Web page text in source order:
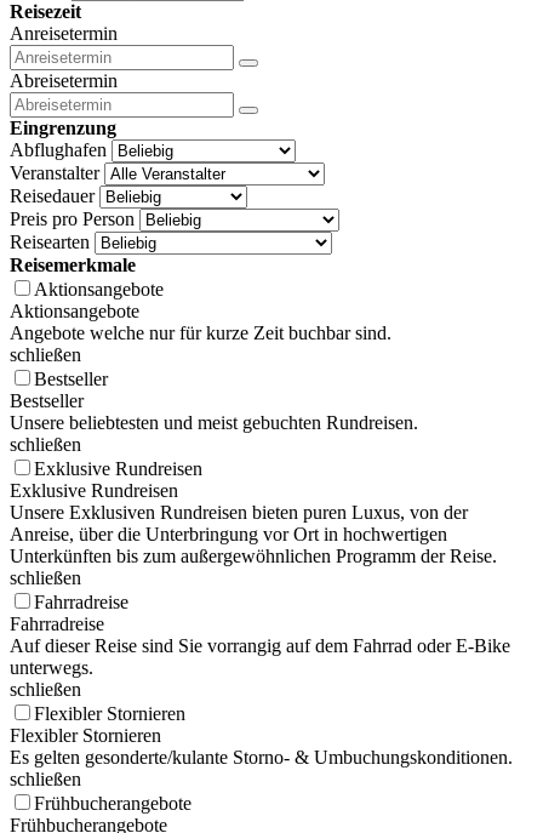
Reisezeit
Anreisetermin
Abreisetermin
Eingrenzung
Abflughafen
Veranstalter
Reisedauer
Preis pro Person
Reisearten
Reisemerkmale
Aktionsangebote
Aktionsangebote
Angebote welche nur für kurze Zeit buchbar sind.
schließen
Bestseller
Bestseller
Unsere beliebtesten und meist gebuchten Rundreisen.
schließen
Exklusive Rundreisen
Exklusive Rundreisen
Unsere Exklusiven Rundreisen bieten puren Luxus, von der
Anreise, über die Unterbringung vor Ort in hochwertigen
Unterkünften bis zum außergewöhnlichen Programm der Reise.
schließen
Fahrradreise
Fahrradreise
Auf dieser Reise sind Sie vorrangig auf dem Fahrrad oder E-Bike
unterwegs.
schließen
Flexibler Stornieren
Flexibler Stornieren
Es gelten gesonderte/kulante Storno- & Umbuchungskonditionen.
schließen
Frühbucherangebote
Frühbucherangebote